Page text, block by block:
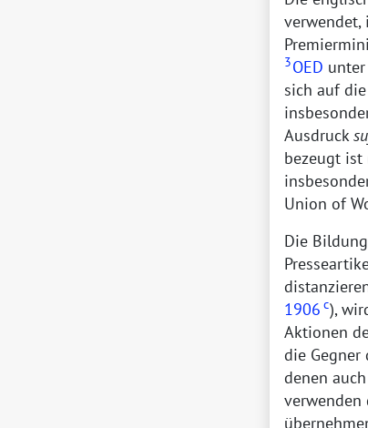
verwendet,
3OED
sich auf
Ausdruck
bezeugt ist
Union of
Die Bildung
1906 c),
Aktionen
die Gegner
denen
verwenden